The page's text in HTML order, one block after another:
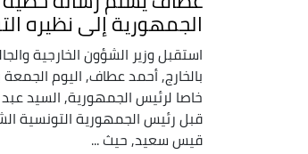
الجمهورية إلى نظيره
استقبل وزير الشؤون الخارجية
بالخارج, أحمد عطاف, اليوم
خاصا لرئيس الجمهورية, السيد
قبل رئيس الجمهورية التونسية
قيس سعيد, حيث ...